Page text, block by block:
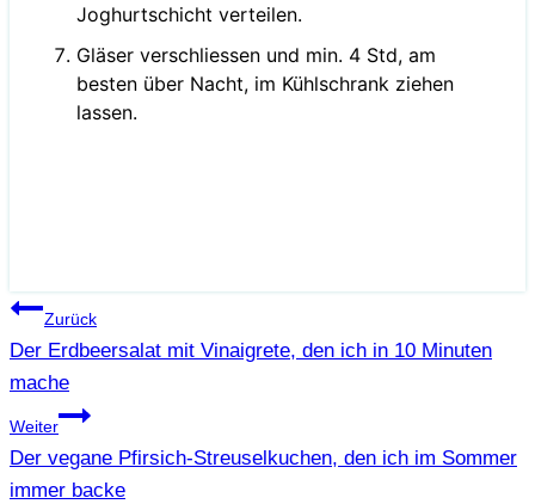
Joghurtschicht verteilen.
Gläser verschliessen und min. 4 Std, am
besten über Nacht, im Kühlschrank ziehen
lassen.
Beitragsnavigation
Zurück
Der Erdbeersalat mit Vinaigrete, den ich in 10 Minuten
mache
Weiter
Der vegane Pfirsich-Streuselkuchen, den ich im Sommer
immer backe